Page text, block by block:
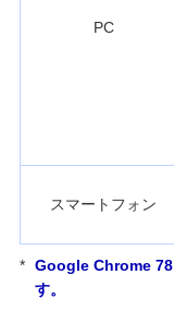
PC
スマートフォン
* Google Chrome 78
す。